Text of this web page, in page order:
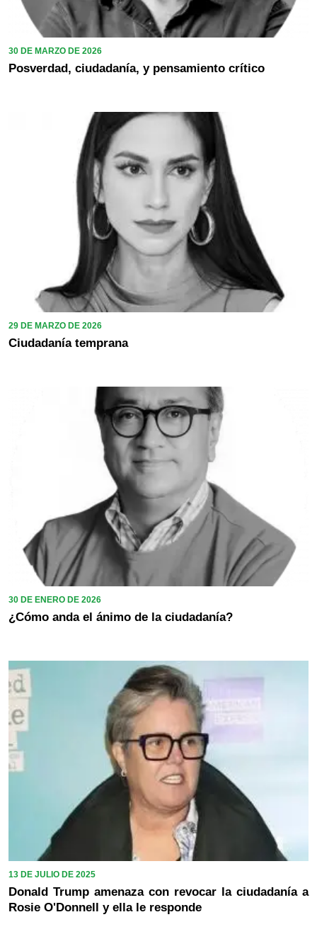
30 DE MARZO DE 2026
Posverdad, ciudadanía, y pensamiento crítico
29 DE MARZO DE 2026
Ciudadanía temprana
30 DE ENERO DE 2026
¿Cómo anda el ánimo de la ciudadanía?
13 DE JULIO DE 2025
Donald Trump amenaza con revocar la ciudadanía a
Rosie O'Donnell y ella le responde